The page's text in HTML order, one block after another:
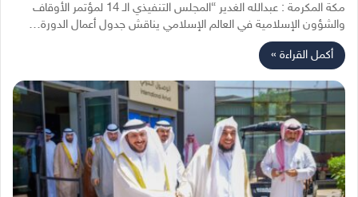
مكة المكرمة : عبدالله الغدير “المجلس التنفيذي الـ 14 لمؤتمر الأوقاف
والشؤون الإسلامية في العالم الإسلامي يناقش جدول أعمال الدورة…
أكمل القراءة »